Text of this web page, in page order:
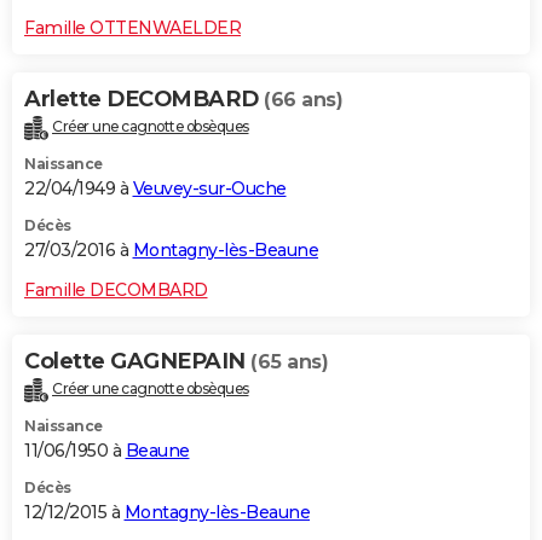
Famille OTTENWAELDER
Arlette DECOMBARD (66 ans)
Créer une cagnotte obsèques
Naissance
22/04/1949 à Veuvey-sur-Ouche
Décès
27/03/2016 à Montagny-lès-Beaune
Famille DECOMBARD
Colette GAGNEPAIN (65 ans)
Créer une cagnotte obsèques
Naissance
11/06/1950 à Beaune
Décès
12/12/2015 à Montagny-lès-Beaune